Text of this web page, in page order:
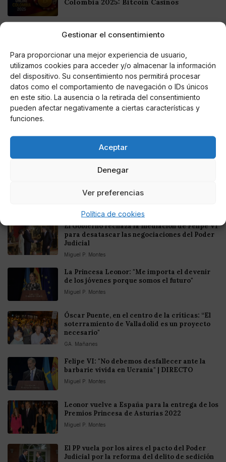
Gestionar el consentimiento
Para proporcionar una mejor experiencia de usuario,
utilizamos cookies para acceder y/o almacenar la información
del dispositivo. Su consentimiento nos permitirá procesar
datos como el comportamiento de navegación o IDs únicos
en este sitio. La ausencia o la retirada del consentimiento
pueden afectar negativamente a ciertas características y
funciones.
Aceptar
Denegar
Ver preferencias
Política de cookies
Colombia 2025: Bitcoin Casinos
Online Casino
Mejores Casinos Online con Bitcoin y
Online Casino
Mejores casinos online con
criptomonedas y Bitcoin en México 2025
Europea
El Gobierno rechaza la mediación de Felipe VI
para desatascar las negociaciones del Poder
Judicial
Miguel P. Montes
La Princesa Leonor: "Me importa el devenir
de los jóvenes porque somos el futuro"
Miguel P. Montes
Óscar Puente, en el centro de la críticas: “El
soterramiento de Valladolid es un proyecto
necesario"
GA. Mañanes
Felipe VI: "No debemos desfallecer ante la
barbarie vivida en Ucrania" | DIRECTO
Miguel P. Montes
Leonor vuelve a España para la entrega de los
Premios Princesa de Asturias 2022
Miguel P. Montes
El PP vuela por los aires el pacto del Poder
Judicial por la reforma del delito de sedición